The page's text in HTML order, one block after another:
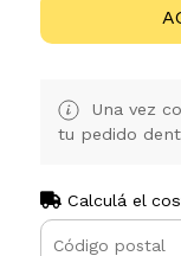
Una vez
tu pedido
Calculá el